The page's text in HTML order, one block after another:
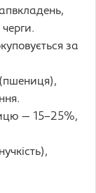
за
(пшениця),
— 15–25%,